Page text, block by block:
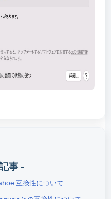
事 -
互換性について